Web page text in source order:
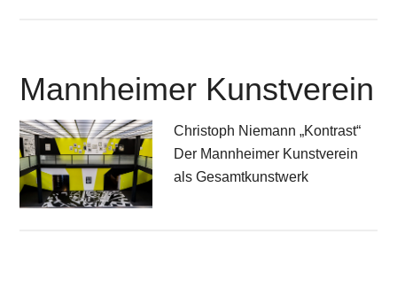
Mannheimer Kunstverein
Christoph Niemann „Kontrast“
Der Mannheimer Kunstverein
als Gesamtkunstwerk